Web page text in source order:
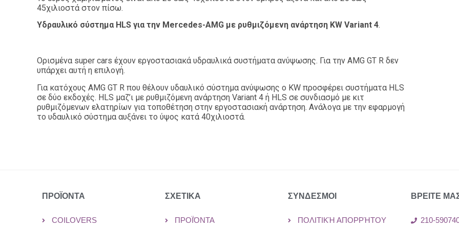
45χιλιοστά στον πίσω.
Υδραυλικό σύστημα HLS για την Mercedes-AMG με ρυθμιζόμενη ανάρτηση KW Variant 4.
Ορισμένα super cars έχουν εργοστασιακά υδραυλικά συστήματα ανύψωσης. Για την AMG GT R δεν
υπάρχει αυτή η επιλογή.
Για κατόχους AMG GT R που θέλουν υδαυλικό σύστημα ανύψωσης ο KW προσφέρει συστήματα HLS
σε δύο εκδοχές. HLS μαζ’ι με ρυθμιζόμενη ανάρτηση Variant 4 ή HLS σε συνδιασμό με κιτ
ρυθμιζόμενων ελατηρίων για τοποθέτηση στην εργοστασιακή ανάρτηση. Ανάλογα με την εφαρμογή
το υδαυλικό σύστημα αυξάνει το ύψος κατά 40χιλιοστά.
ΠΡΟΪΟΝΤΑ
COILOVERS
ΣΧΕΤΙΚΑ
ΠΡΟΪΌΝΤΑ
ΣΥΝΔΕΣΜΟΙ
ΠΟΛΙΤΙΚΉ ΑΠΟΡΡΉΤΟΥ
ΒΡΕΙΤΕ
210-